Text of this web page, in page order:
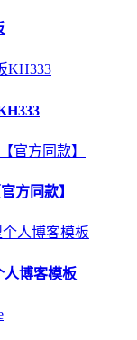
方同款】
人博客模板